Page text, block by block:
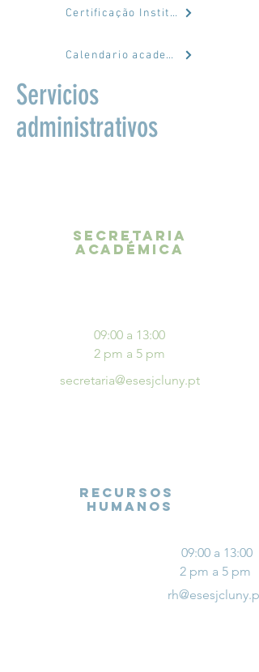
Certificação Institucional
Calendario academico
Servicios
administrativos
secretaria
académica
09:00 a 13:00
2 pm a 5 pm
secretaria@esesjcluny.pt
RECURSOS
HUMANOS
09:00 a 13:00
2 pm a 5 pm
rh@esesjcluny.pt